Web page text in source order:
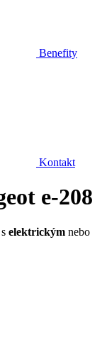
Benefity
Kontakt
e-208
elektrickým nebo